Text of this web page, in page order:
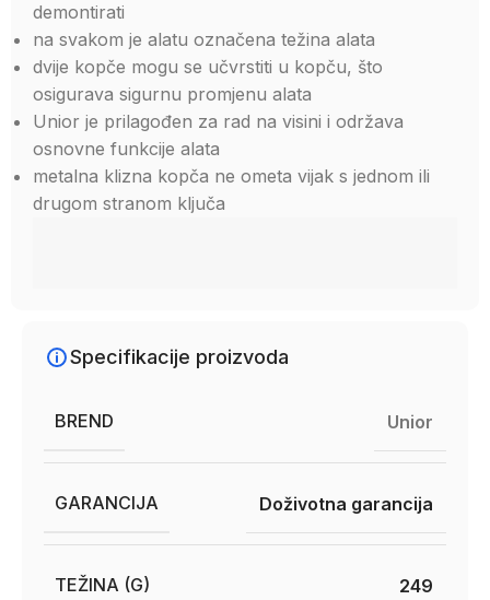
demontirati
na svakom je alatu označena težina alata
dvije kopče mogu se učvrstiti u kopču, što
osigurava sigurnu promjenu alata
Unior je prilagođen za rad na visini i održava
osnovne funkcije alata
metalna klizna kopča ne ometa vijak s jednom ili
drugom stranom ključa
Specifikacije proizvoda
BREND Unior
GARANCIJA Doživotna garancija
TEŽINA (G) 249